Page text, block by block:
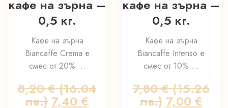
кафе на зърна –
0,5 кг.
Кафе на зърна
Biancaffe Crema е
смес от 20% ...
8,20€ (16.04
лв.) Original
7,40 €
кафе на зърна –
0,5 кг.
Кафе на зърна
Biancaffe Intenso е
смес от 10% ...
7,80€ (15.26
лв.) Original
7,00 €